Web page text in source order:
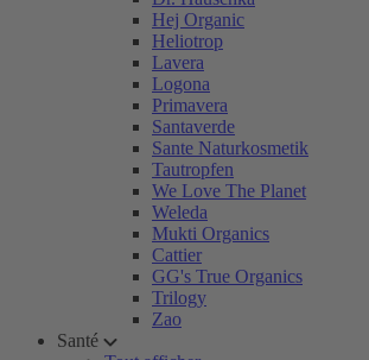
Hej Organic
Heliotrop
Lavera
Logona
Primavera
Santaverde
Sante Naturkosmetik
Tautropfen
We Love The Planet
Weleda
Mukti Organics
Cattier
GG's True Organics
Trilogy
Zao
Santé